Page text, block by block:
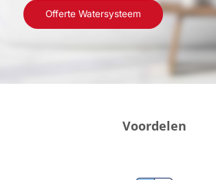
Offerte Watersysteem
Voordelen